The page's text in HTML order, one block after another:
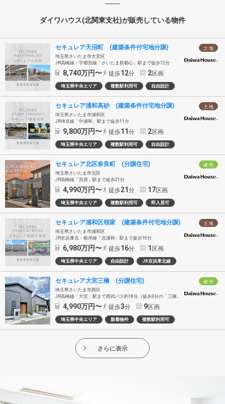
ダイワハウス(北関東支社)が販売している物件
土 地
セキュレア天沼町 (建築条件付宅地分譲)
埼玉県さいたま市大宮区
JR高崎線・宇都宮線「さいたま新都心」駅まで徒歩12分
8,740万円〜 徒歩12分 2区画
埼玉県中央エリア 複数駅利用可 自由設計
土 地
セキュレア浦和高砂 (建築条件付宅地分譲)
埼玉県さいたま市浦和区
JR埼京線「中浦和」駅まで徒歩11分
9,800万円〜 徒歩11分 2区画
埼玉県中央エリア 複数駅利用可 自由設計
建 売
セキュレア北区奈良町 (分譲住宅)
埼玉県さいたま市北区
JR高崎線「宮原」駅まで徒歩21分
4,990万円〜 徒歩21分 17区画
埼玉県中央エリア 複数駅利用可 即入居可
土 地
セキュレア浦和区領家 (建築条件付宅地分譲)
埼玉県さいたま市浦和区
JR京浜東北・根岸線「北浦和」駅まで徒歩16分
6,980万円〜 徒歩16分 1区画
埼玉県中央エリア 自由設計 JR京浜東北線
建 売
セキュレア大宮三橋 (分譲住宅)
埼玉県さいたま市西区
JR高崎線「大宮」駅まで西武バス約16分（徒歩3分の「三橋六丁目」バス停乗車）
4,990万円〜 徒歩3分 9区画
埼玉県中央エリア 新着物件 複数駅利用可
さらに表示